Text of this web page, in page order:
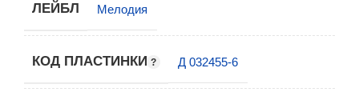
ЛЕЙБЛ Мелодия
КОД ПЛАСТИНКИ Д 032455-6